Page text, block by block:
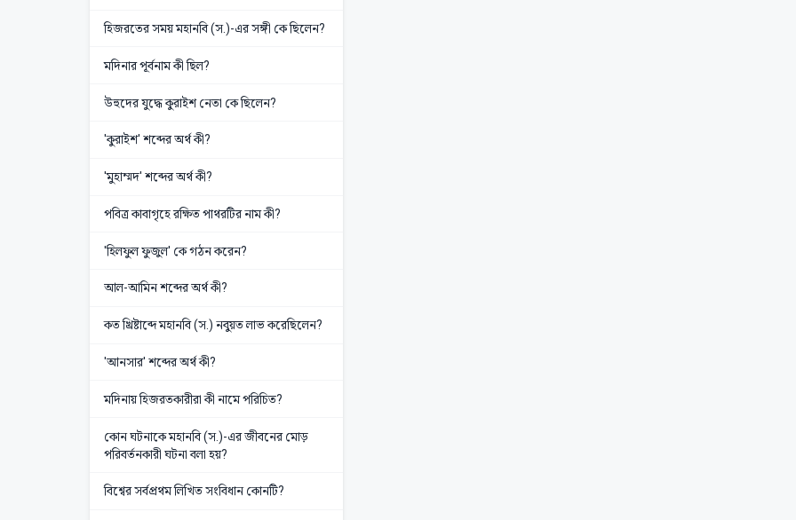
হিজরতের সময় মহানবি (স.)-এর সঙ্গী কে ছিলেন?
মদিনার পূর্বনাম কী ছিল?
উহুদের যুদ্ধে কুরাইশ নেতা কে ছিলেন?
'কুরাইশ' শব্দের অর্থ কী?
'মুহাম্মদ' শব্দের অর্থ কী?
পবিত্র কাবাগৃহে রক্ষিত পাথরটির নাম কী?
'হিলফুল ফুজুল' কে গঠন করেন?
আল-আমিন শব্দের অর্থ কী?
কত খ্রিষ্টাব্দে মহানবি (স.) নবুয়ত লাভ করেছিলেন?
'আনসার' শব্দের অর্থ কী?
মদিনায় হিজরতকারীরা কী নামে পরিচিত?
কোন ঘটনাকে মহানবি (স.)-এর জীবনের মোড়
পরিবর্তনকারী ঘটনা বলা হয়?
বিশ্বের সর্বপ্রথম লিখিত সংবিধান কোনটি?